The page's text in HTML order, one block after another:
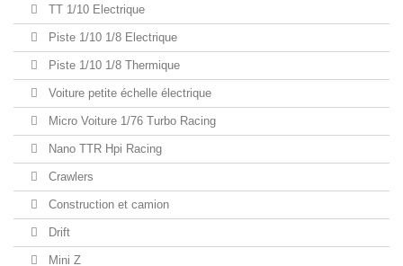
TT 1/10 Electrique
Piste 1/10 1/8 Electrique
Piste 1/10 1/8 Thermique
Voiture petite échelle électrique
Micro Voiture 1/76 Turbo Racing
Nano TTR Hpi Racing
Crawlers
Construction et camion
Drift
Mini Z